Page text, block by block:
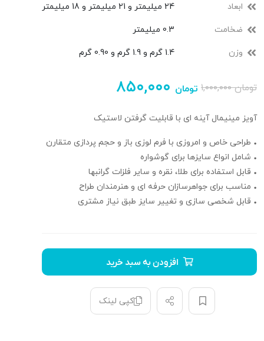
ابعاد 24 میلیمتر و 21 میلیمتر و 18 میلیمتر
ضخامت 0.3 میلیمتر
وزن 1.4 گرم و 1.9 گرم و 0.90 گرم
۱,۰۰۰,۰۰۰تومان ۸۵۰,۰۰۰ تومان
آویز مینیمال آینه ای با قابلیت گرفتن لاستیک
• طراحی خاص و امروزی با فرم لوزی باز و حجم‌ پردازی متقارن
• شامل انواع سایزها برای گوشواره
• قابل استفاده برای طلا، نقره و سایر فلزات گرانبها
• مناسب برای جواهرسازان حرفه‌ ای و هنرمندان طراح
• قابل شخصی‌ سازی و تغییر سایز طبق نیاز مشتری
افزودن به سبد خرید
کپی لینک